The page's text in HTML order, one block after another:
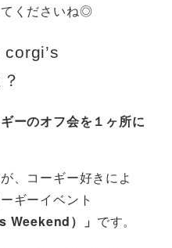
くださいね◎
corgi’s
ーのオフ会を１ヶ所に
、コーギー好きによ
ギーイベント
Weekend）」 です。